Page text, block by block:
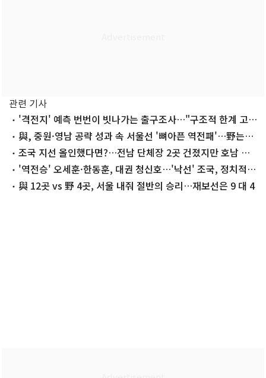
관련 기사
'격전지' 예측 번번이 빗나가는 출구조사…"구조적 한계 고민
할 때"
與, 중원·영남 공략 성과 속 서울선 '뼈아픈 역전패'…野는
마지노선 수성
조국 지선 올인했다면?…전남 단체장 2곳 건졌지만 호남 곳
곳 석패
'역전승' 오세훈·한동훈, 대권 청신호…'낙선' 조국, 정치적
타격 불가피
與 12곳 vs 野 4곳, 서울 내줘 절반의 승리…재보선은 9 대 4